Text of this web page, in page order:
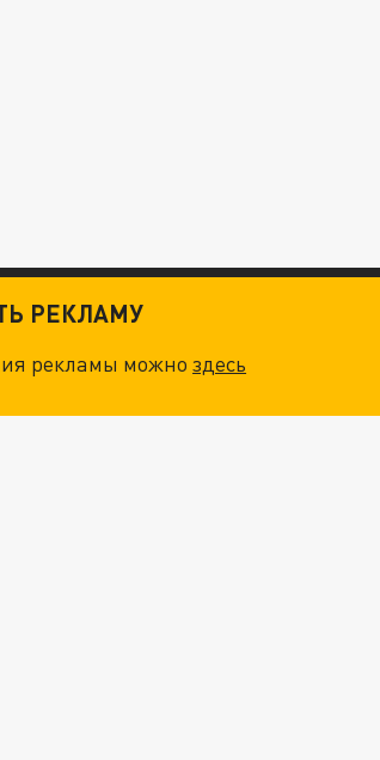
РЕКЛАМУ
рекламы можноздесь